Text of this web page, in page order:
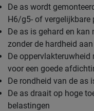
De as wordt
H6/g5- of vergelijkbare
De as is gehard en kan
zonder de hardheid
De oppervlakteruwheid
voor een goede
De rondheid van de as
De as draait op hoge
belastingen